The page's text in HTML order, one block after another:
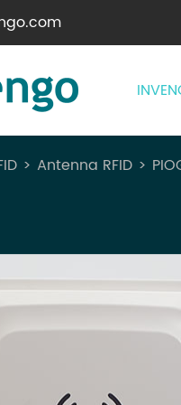
Antenna RFID